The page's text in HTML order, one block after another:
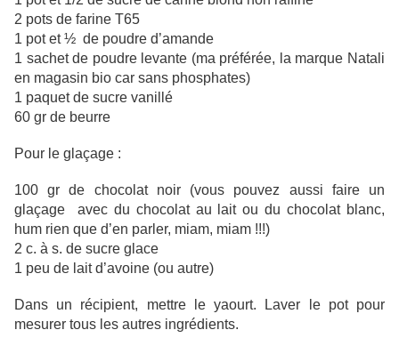
2 pots de farine T65
1 pot et ½ de poudre d’amande
1 sachet de poudre levante (ma préférée, la marque Natali
en magasin bio car sans phosphates)
1 paquet de sucre vanillé
60 gr de beurre
Pour le glaçage :
100 gr de chocolat noir (vous pouvez aussi faire un
glaçage avec du chocolat au lait ou du chocolat blanc,
hum rien que d’en parler, miam, miam !!!)
2 c. à s. de sucre glace
1 peu de lait d’avoine (ou autre)
Dans un récipient, mettre le yaourt. Laver le pot pour
mesurer tous les autres ingrédients.